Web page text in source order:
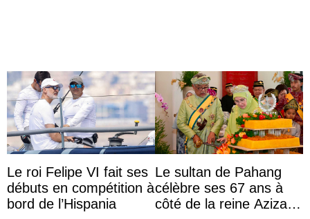
Le roi Felipe VI fait ses
débuts en compétition à
bord de l’Hispania
Le sultan de Pahang
célèbre ses 67 ans à
côté de la reine Azizah